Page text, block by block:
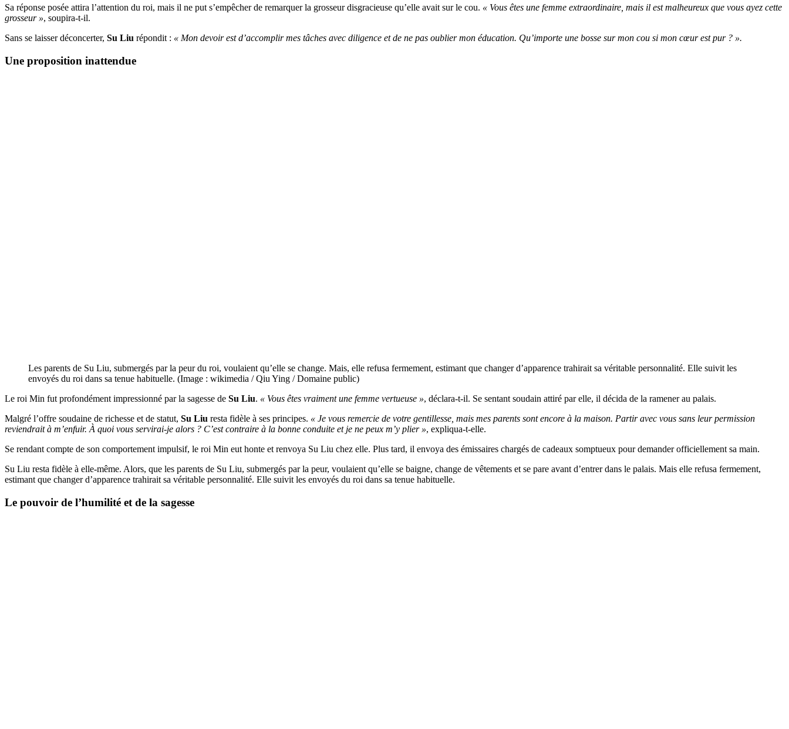
Sa réponse posée attira l’attention du roi, mais il ne put s’empêcher de remarquer la grosseur disgracieuse qu’elle avait sur le cou. « Vous êtes une femme extraordinaire, mais il est malheureux que vous ayez cette
grosseur », soupira-t-il.
Sans se laisser déconcerter, Su Liu répondit : « Mon devoir est d’accomplir mes tâches avec diligence et de ne pas oublier mon éducation. Qu’importe une bosse sur mon cou si mon cœur est pur ? ».
Une proposition inattendue
Les parents de Su Liu, submergés par la peur du roi, voulaient qu’elle se change. Mais, elle refusa fermement, estimant que changer d’apparence trahirait sa véritable personnalité. Elle suivit les
envoyés du roi dans sa tenue habituelle. (Image : wikimedia / Qiu Ying / Domaine public)
Le roi Min fut profondément impressionné par la sagesse de Su Liu. « Vous êtes vraiment une femme vertueuse », déclara-t-il. Se sentant soudain attiré par elle, il décida de la ramener au palais.
Malgré l’offre soudaine de richesse et de statut, Su Liu resta fidèle à ses principes. « Je vous remercie de votre gentillesse, mais mes parents sont encore à la maison. Partir avec vous sans leur permission
reviendrait à m’enfuir. À quoi vous servirai-je alors ? C’est contraire à la bonne conduite et je ne peux m’y plier », expliqua-t-elle.
Se rendant compte de son comportement impulsif, le roi Min eut honte et renvoya Su Liu chez elle. Plus tard, il envoya des émissaires chargés de cadeaux somptueux pour demander officiellement sa main.
Su Liu resta fidèle à elle-même. Alors, que les parents de Su Liu, submergés par la peur, voulaient qu’elle se baigne, change de vêtements et se pare avant d’entrer dans le palais. Mais elle refusa fermement,
estimant que changer d’apparence trahirait sa véritable personnalité. Elle suivit les envoyés du roi dans sa tenue habituelle.
Le pouvoir de l’humilité et de la sagesse